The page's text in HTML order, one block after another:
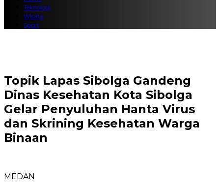
Teknologi
Wisata
Sport
Topik Lapas Sibolga Gandeng
Dinas Kesehatan Kota Sibolga
Gelar Penyuluhan Hanta Virus
dan Skrining Kesehatan Warga
Binaan
MEDAN